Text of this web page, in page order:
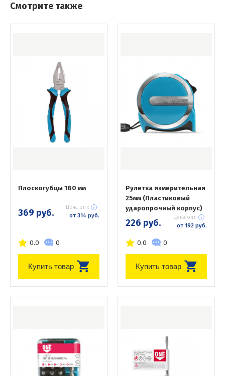
Смотрите также
Плоскогубцы 180 мм
369 руб. Цена опт:
от 314 руб.
0.0 0
Купить товар
Рулетка измерительная
25мм (Пластиковый
ударопрочный корпус)
226 руб. Цена опт:
от 192 руб.
0.0 0
Купить товар